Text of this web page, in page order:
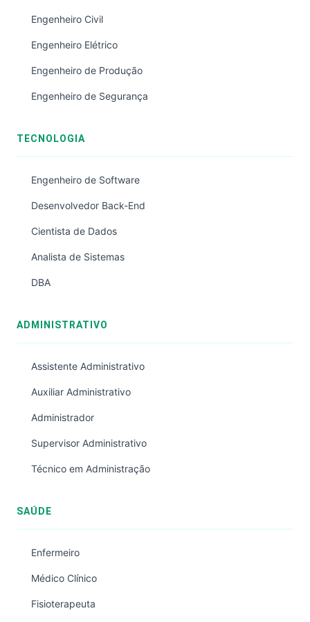
Engenheiro Civil
Engenheiro Elétrico
Engenheiro de Produção
Engenheiro de Segurança
TECNOLOGIA
Engenheiro de Software
Desenvolvedor Back-End
Cientista de Dados
Analista de Sistemas
DBA
ADMINISTRATIVO
Assistente Administrativo
Auxiliar Administrativo
Administrador
Supervisor Administrativo
Técnico em Administração
SAÚDE
Enfermeiro
Médico Clínico
Fisioterapeuta